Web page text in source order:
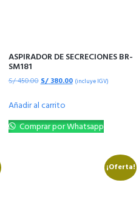
ASPIRADOR DE SECRECIONES BR-
SM181
S/450.00S/380.00 (incluye IGV)
Añadir al carrito
Comprar por Whatsapp
¡Oferta!